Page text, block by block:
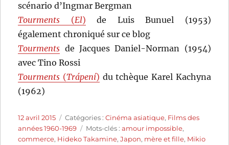
scénario d’Ingmar Bergman
Tourments (El) de Luis Bunuel (1953)
également chroniqué sur ce blog
Tourments de Jacques Daniel-Norman (1954)
avec Tino Rossi
Tourments (Trápení) du tchèque Karel Kachyna
(1962)
Publié
le
12 avril 2015 Catégories
Catégories :Cinéma asiatique, Films des
années 1960-1969
Étiquettes
Mots-clés :amour impossible,
commerce, Hideko Takamine,Japon, mère et fille, Mikio